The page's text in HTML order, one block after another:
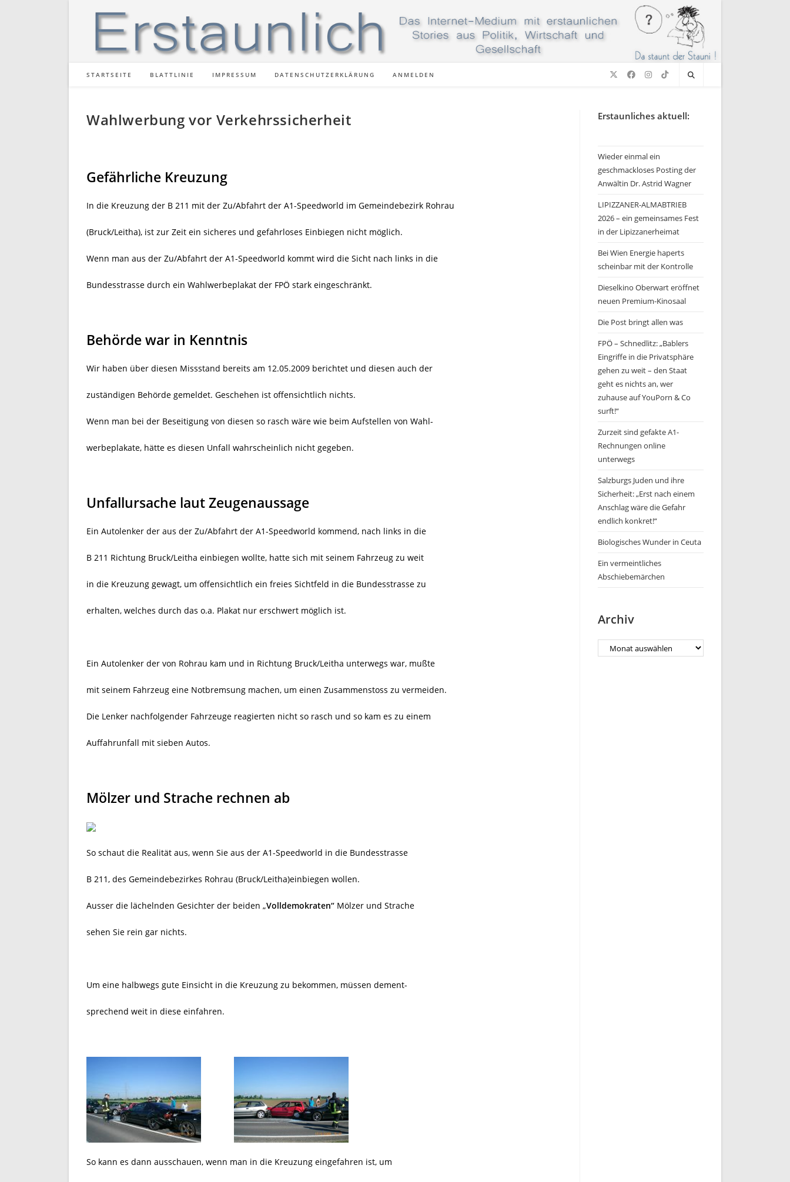
STARTSEITE BLATTLINIE IMPRESSUM DATENSCHUTZERKLÄRUNG ANMELDEN
Wahlwerbung vor Verkehrssicherheit
Gefährliche Kreuzung
In die Kreuzung der B 211 mit der Zu/Abfahrt der A1-Speedworld im Gemeindebezirk Rohrau
(Bruck/Leitha), ist zur Zeit ein sicheres und gefahrloses Einbiegen nicht möglich.
Wenn man aus der Zu/Abfahrt der A1-Speedworld kommt wird die Sicht nach links in die
Bundesstrasse durch ein Wahlwerbeplakat der FPÖ stark eingeschränkt.
Behörde war in Kenntnis
Wir haben über diesen Missstand bereits am 12.05.2009 berichtet und diesen auch der
zuständigen Behörde gemeldet. Geschehen ist offensichtlich nichts.
Wenn man bei der Beseitigung von diesen so rasch wäre wie beim Aufstellen von Wahl-
werbeplakate, hätte es diesen Unfall wahrscheinlich nicht gegeben.
Unfallursache laut Zeugenaussage
Ein Autolenker der aus der Zu/Abfahrt der A1-Speedworld kommend, nach links in die
B 211 Richtung Bruck/Leitha einbiegen wollte, hatte sich mit seinem Fahrzeug zu weit
in die Kreuzung gewagt, um offensichtlich ein freies Sichtfeld in die Bundesstrasse zu
erhalten, welches durch das o.a. Plakat nur erschwert möglich ist.
Ein Autolenker der von Rohrau kam und in Richtung Bruck/Leitha unterwegs war, mußte
mit seinem Fahrzeug eine Notbremsung machen, um einen Zusammenstoss zu vermeiden.
Die Lenker nachfolgender Fahrzeuge reagierten nicht so rasch und so kam es zu einem
Auffahrunfall mit sieben Autos.
Mölzer und Strache rechnen ab
So schaut die Realität aus, wenn Sie aus der A1-Speedworld in die Bundesstrasse
B 211, des Gemeindebezirkes Rohrau (Bruck/Leitha)einbiegen wollen.
Ausser die lächelnden Gesichter der beiden „Volldemokraten“ Mölzer und Strache
sehen Sie rein gar nichts.
Um eine halbwegs gute Einsicht in die Kreuzung zu bekommen, müssen dement-
sprechend weit in diese einfahren.
So kann es dann ausschauen, wenn man in die Kreuzung eingefahren ist, um
Erstaunliches aktuell:
Wieder einmal ein
geschmackloses Posting der
Anwältin Dr. Astrid Wagner
LIPIZZANER-ALMABTRIEB
2026 – ein gemeinsames Fest
in der Lipizzanerheimat
Bei Wien Energie haperts
scheinbar mit der Kontrolle
Dieselkino Oberwart eröffnet
neuen Premium-Kinosaal
Die Post bringt allen was
FPÖ – Schnedlitz: „Bablers
Eingriffe in die Privatsphäre
gehen zu weit – den Staat
geht es nichts an, wer
zuhause auf YouPorn & Co
surft!“
Zurzeit sind gefakte A1-
Rechnungen online
unterwegs
Salzburgs Juden und ihre
Sicherheit: „Erst nach einem
Anschlag wäre die Gefahr
endlich konkret!“
Biologisches Wunder in Ceuta
Ein vermeintliches
Abschiebemärchen
Archiv
Archiv